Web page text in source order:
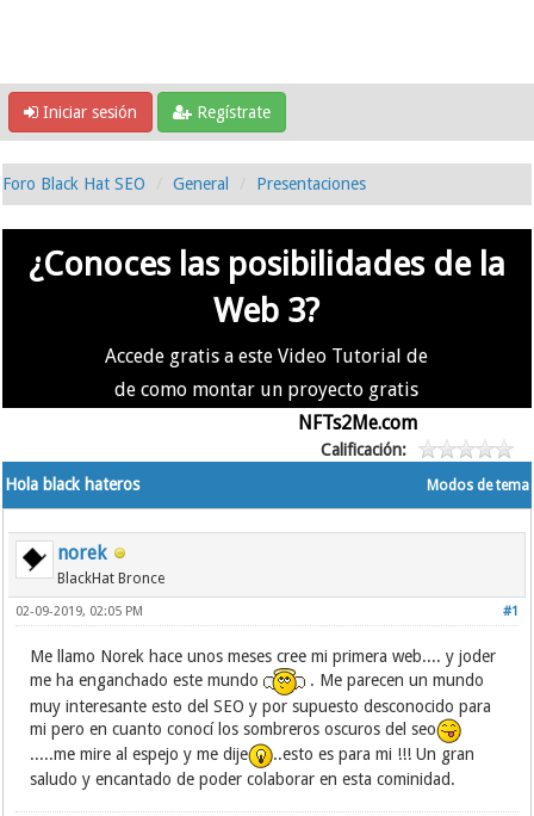
Iniciar sesión Regístrate
Foro Black Hat SEO General Presentaciones
¿Conoces las posibilidades de la
Web 3?
Accede gratis a este Video Tutorial de
de como montar un proyecto gratis
NFTs2Me.com
Calificación:
Modos de tema
Hola black hateros
norek
BlackHat Bronce
#1
02-09-2019, 02:05 PM
Me llamo Norek hace unos meses cree mi primera web.... y joder
me ha enganchado este mundo
. Me parecen un mundo
muy interesante esto del SEO y por supuesto desconocido para
mi pero en cuanto conocí los sombreros oscuros del seo
.....me mire al espejo y me dije
..esto es para mi !!! Un gran
saludo y encantado de poder colaborar en esta cominidad.